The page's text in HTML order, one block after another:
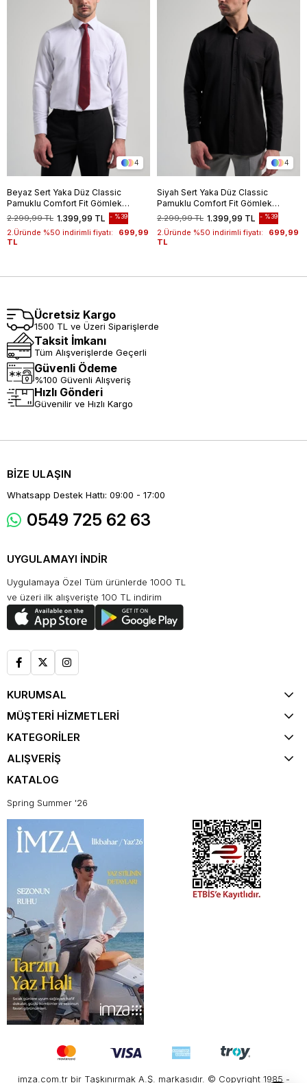
4
Beyaz Sert Yaka Düz Classic
Pamuklu Comfort Fit Gömlek
1004250213 1.399,99 TL
2.299,99 TL %39
2.Üründe %50 indirimli fiyatı:
699,99
TL
4
Siyah Sert Yaka Düz Classic
Pamuklu Comfort Fit Gömlek
1004250213 1.399,99 TL
2.299,99 TL %39
2.Üründe %50 indirimli fiyatı:
699,99
TL
Ücretsiz Kargo
1500 TL ve Üzeri Siparişlerde
Taksit İmkanı
Tüm Alışverişlerde Geçerli
Güvenli Ödeme
%100 Güvenli Alışveriş
Hızlı Gönderi
Güvenilir ve Hızlı Kargo
BİZE ULAŞIN
Whatsapp Destek Hattı: 09:00 - 17:00
0549 725 62 63
UYGULAMAYI İNDİR
Uygulamaya Özel Tüm ürünlerde 1000 TL
ve üzeri ilk alışverişte 100 TL indirim
KURUMSAL
MÜŞTERİ HİZMETLERİ
KATEGORİLER
ALIŞVERİŞ
KATALOG
Spring Summer '26
imza.com.tr bir Taşkınırmak A.Ş. markasıdır. © Copyright 1985 -